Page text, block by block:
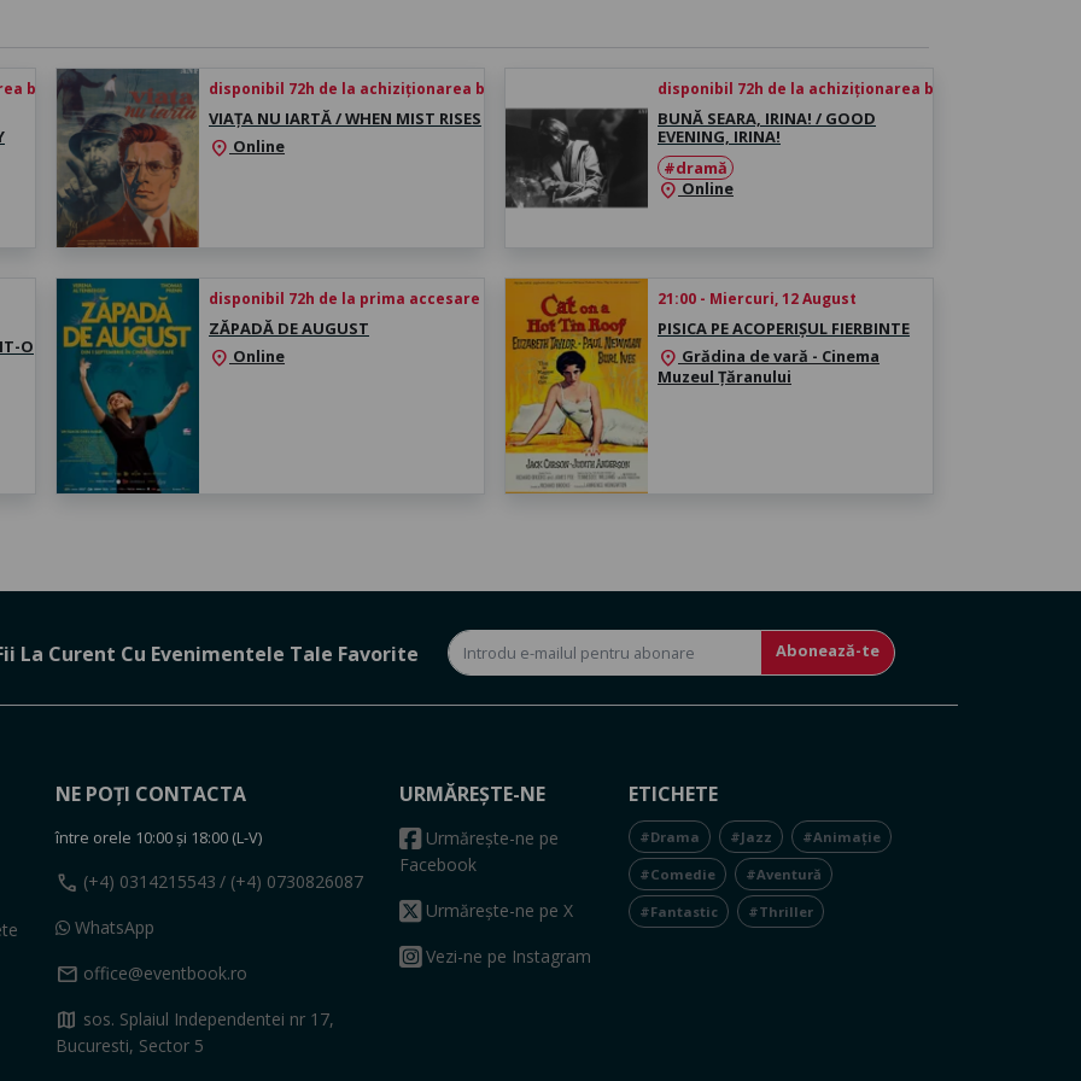
biletului disponibil 72h de la achiziționarea biletului
VIAȚA NU IARTĂ / WHEN MIST RISES
location_on Online
disponibil 72h de la achiziționarea biletului
BUNĂ SEARA, IRINA! / GOOD
EVENING, IRINA!
#dramă
location_on Online
O
disponibil 72h de la prima accesare
ZĂPADĂ DE AUGUST
location_on Online
21:00 - Miercuri, 12 August
PISICA PE ACOPERIȘUL FIERBINTE
location_on Grădina de vară - Cinema
Muzeul Țăranului
La Curent Cu Evenimentele Tale Favorite Abonează-te
NE POȚI CONTACTA
între orele 10:00 și 18:00 (L-V)
call (+4) 0314215543 / (+4) 0730826087
WhatsApp
mail office@eventbook.ro
map sos. Splaiul Independentei nr 17,
Bucuresti, Sector 5
URMĂREȘTE-NE
Urmărește-ne pe
Facebook
Urmărește-ne pe X
Vezi-ne pe Instagram
ETICHETE
#Drama #Jazz #Animație
#Comedie #Aventură
#Fantastic #Thriller